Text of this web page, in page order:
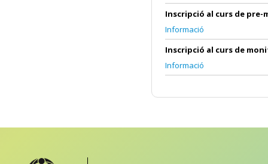
Inscripció al curs de pre-
Informació
Inscripció al curs de
Informació